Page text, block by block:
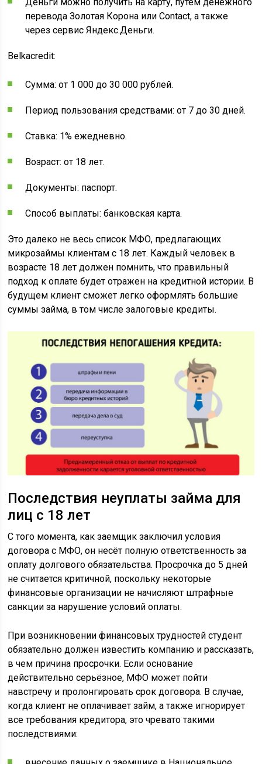
Деньги можно получить на карту, путем денежного
перевода Золотая Корона или Contact, а также
через сервис Яндекс.Деньги.
Belkacredit:
Сумма: от 1 000 до 30 000 рублей.
Период пользования средствами: от 7 до 30 дней.
Ставка: 1% ежедневно.
Возраст: от 18 лет.
Документы: паспорт.
Способ выплаты: банковская карта.
Это далеко не весь список МФО, предлагающих
микрозаймы клиентам с 18 лет. Каждый человек в
возрасте 18 лет должен помнить, что правильный
подход к оплате будет отражен на кредитной истории. В
будущем клиент сможет легко оформлять большие
суммы займа, в том числе залоговые кредиты.
Последствия неуплаты займа для
лиц с 18 лет
С того момента, как заемщик заключил условия
договора с МФО, он несёт полную ответственность за
оплату долгового обязательства. Просрочка до 5 дней
не считается критичной, поскольку некоторые
финансовые организации не начисляют штрафные
санкции за нарушение условий оплаты.
При возникновении финансовых трудностей студент
обязательно должен известить компанию и рассказать,
в чем причина просрочки. Если основание
действительно серьёзное, МФО может пойти
навстречу и пролонгировать срок договора. В случае,
когда клиент не оплачивает займ, а также игнорирует
все требования кредитора, это чревато такими
последствиями: